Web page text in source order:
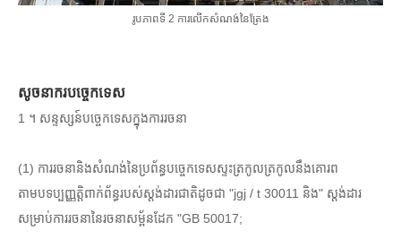
រូបភាពទី 2 ការលើកសំណង់នៃត្រែង
សូចនាករបច្ចេកទេស
1 ។ សន្ទស្សន៍បច្ចេកទេសក្នុងការរចនា
(1) ការរចនានិងសំណង់នៃប្រព័ន្ធបច្ចេកទេសស្ទះត្រកូលត្រកូលនឹងគោរព
តាមបទប្បញ្ញត្តិពាក់ព័ន្ធរបស់ស្តង់ដារជាតិដូចជា "jgj / t 30011 និង" ស្តង់ដារ
សម្រាប់ការរចនានៃរចនាសម្ព័នដែក "GB 50017;